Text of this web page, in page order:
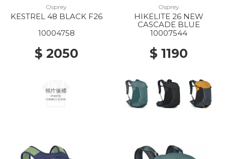
Osprey
KESTREL 48 BLACK F26
10004758
$ 2050
Osprey
HIKELITE 26 NEW
CASCADE BLUE
10007544
$ 1190